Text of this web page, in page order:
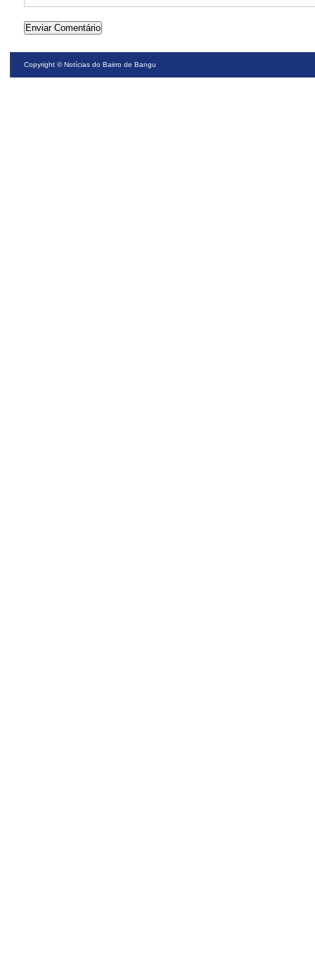
Copyright ©Notícias do Bairro de Bangu